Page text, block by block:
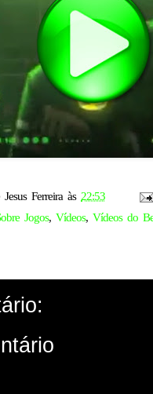
Ferreira às 22:53
Jogos, Vídeos, Vídeos do